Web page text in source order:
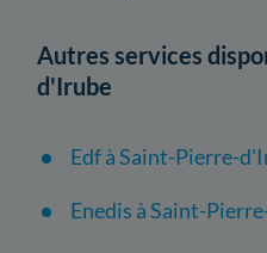
Autres services
d'Irube
Edf à Saint-Pierre-
Enedis à Saint-